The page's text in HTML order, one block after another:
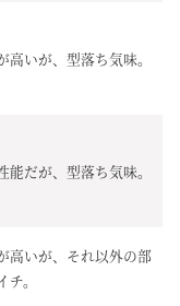
高いが、型落ち気味。
能だが、型落ち気味。
高いが、それ以外の部
。